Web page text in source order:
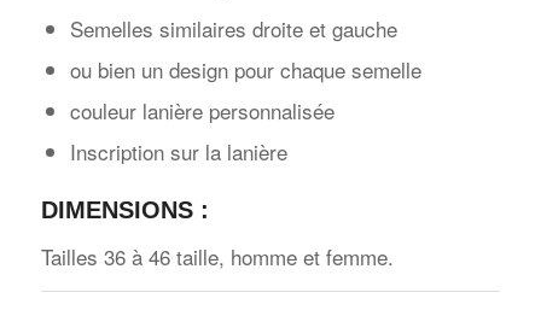
Semelles similaires droite et gauche
ou bien un design pour chaque semelle
couleur lanière personnalisée
Inscription sur la lanière
DIMENSIONS :
Tailles 36 à 46 taille, homme et femme.